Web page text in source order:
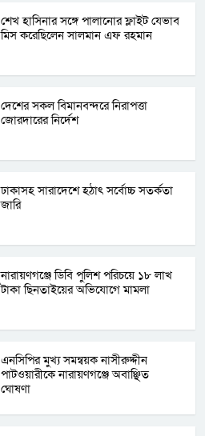
শেখ হাসিনার সঙ্গে পালানোর ফ্লাইট যেভাব
মিস করেছিলেন সালমান এফ রহমান
দেশের সকল বিমানবন্দরে নিরাপত্তা
জোরদারের নির্দেশ
ঢাকাসহ সারাদেশে হঠাৎ সর্বোচ্চ সতর্কতা
জা‌রি
নারায়ণগঞ্জে ডিবি পুলিশ পরিচয়ে ১৮ লাখ
টাকা ছিনতাইয়ের অভিযোগে মামলা
এনসিপির মুখ্য সমন্বয়ক নাসীরুদ্দীন
পাটওয়ারীকে নারায়ণগঞ্জে অবাঞ্ছিত
ঘোষণা